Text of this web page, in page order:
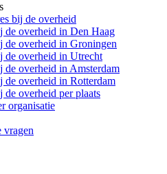
bij de overheid
de overheid in Den Haag
de overheid in Groningen
de overheid in Utrecht
de overheid in Amsterdam
de overheid in Rotterdam
de overheid per plaats
organisatie
vragen